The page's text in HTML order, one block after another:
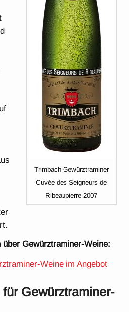
Trimbach Gewürztraminer
Cuvée des Seigneurs de
Ribeaupierre 2007
Gewürztraminer-Weine:
Weine im Angebot
Gewürztraminer-